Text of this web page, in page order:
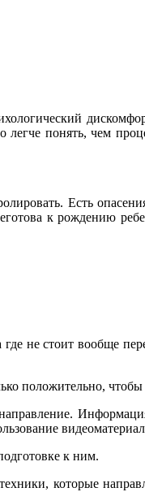
понять, чем
Есть
к рождению
не стоит вообще
положительно,
к ним.
которые